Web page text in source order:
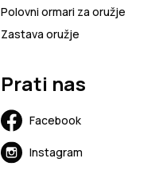
Polovni ormari za oružje
Zastava oružje
Prati nas
Facebook
Instagram